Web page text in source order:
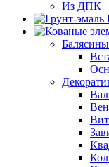
Из ДПК
Балясины